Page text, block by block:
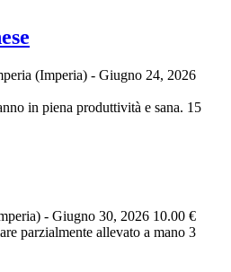
(Imperia) - Giugno 24, 2026
in piena produttività e sana. 15
- Giugno 30, 2026 10.00 €
parzialmente allevato a mano 3